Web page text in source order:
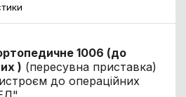
1006 (до
) (пересувна приставка)
до операційних